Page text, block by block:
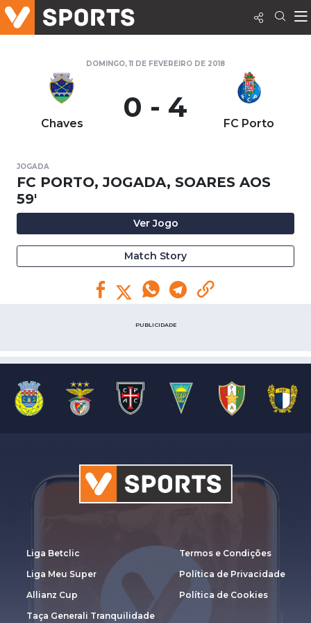
DOMINGO, 11 DE FEVEREIRO DE 2018
Chaves 0 - 4 FC Porto
JOGADA
FC PORTO, JOGADA, SOARES AOS
59'
Ver Jogo
Match Story
PUBLICIDADE
Liga Betclic
Liga Meu Super
Allianz Cup
Taça Generali Tranquilidade
Termos e Condições
Política de Privacidade
Política de Cookies